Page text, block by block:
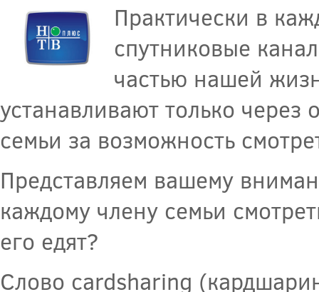
Практически в
спутниковые
частью нашей
устанавливают только
семьи за возможность
Представляем вашему
каждому члену семьи
его едят?
Слово cardsharing